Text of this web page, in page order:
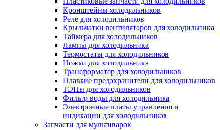
Кронштейны холодильников
Реле для холодильников
Крыльчатки вентиляторов для холодильника
Таймера для холодильников
Лампы для холодильника
Термостаты для холодильников
Ножки для холодильника
Трансформатор для холодильников
Плавкие предохранители для холодильников
ТЭНы для холодильников
Фильтр воды для холодильника
Электронные платы управления и
индикации для холодильников
Запчасти для мультиварок